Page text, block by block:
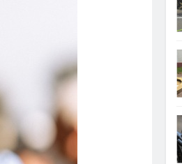
Aus Rotenburg A.d. Fulda
Führt An Drei Tagen Kontrollen
Am Samstag, 15. August
Gefunden – Polizei Bittet Um